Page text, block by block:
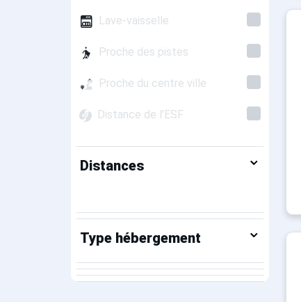
Lave-vaisselle
Proche des pistes
Proche du centre ville
Distance de l'ESF
Distances
Type hébergement